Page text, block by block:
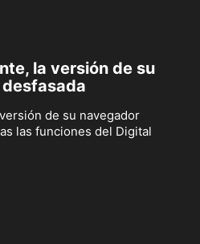
la versión de su
de su navegador
las funciones del Digital